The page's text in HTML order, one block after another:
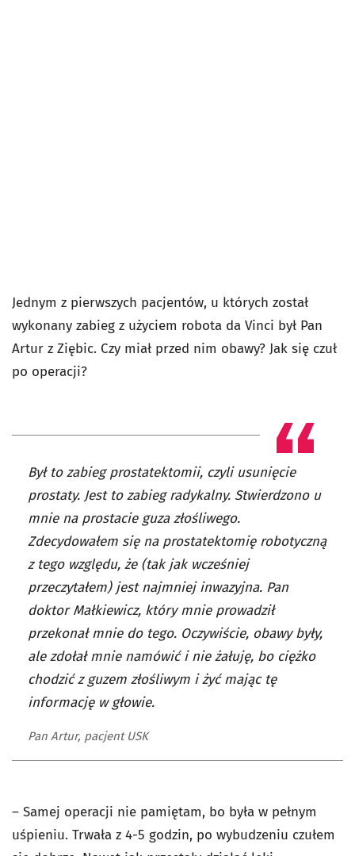
Jednym z pierwszych pacjentów, u których został
wykonany zabieg z użyciem robota da Vinci był Pan
Artur z Ziębic. Czy miał przed nim obawy? Jak się czuł
po operacji?
Był to zabieg prostatektomii, czyli usunięcie
prostaty. Jest to zabieg radykalny. Stwierdzono u
mnie na prostacie guza złośliwego.
Zdecydowałem się na prostatektomię robotyczną
z tego względu, że (tak jak wcześniej
przeczytałem) jest najmniej inwazyjna. Pan
doktor Małkiewicz, który mnie prowadził
przekonał mnie do tego. Oczywiście, obawy były,
ale zdołał mnie namówić i nie żałuję, bo ciężko
chodzić z guzem złośliwym i żyć mając tę
informację w głowie.
Pan Artur, pacjent USK
– Samej operacji nie pamiętam, bo była w pełnym
uśpieniu. Trwała z 4-5 godzin, po wybudzeniu czułem